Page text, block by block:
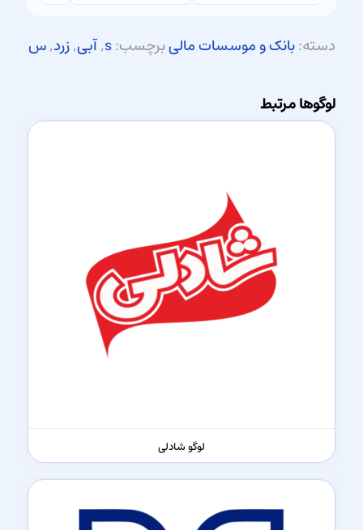
دسته:بانک و موسسات مالیبرچسب:s
,آبی,زرد,س
لوگوها مرتبط
لوگو شادلی